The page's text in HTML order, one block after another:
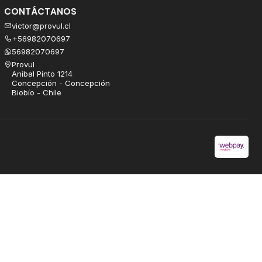
CONTÁCTANOS
victor@provul.cl
+56982070697
56982070697
Provul
Anibal Pinto 1214
Concepción - Concepción
Biobío - Chile